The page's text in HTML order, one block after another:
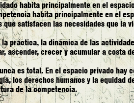
habita principalmente en el
habita principalmente en el
que satisfacen las necesidades que la
la práctica, la dinámica de las
ascender, crecer y acumular a costa
es total. En el espacio privado hay
los derechos humanos y la equidad
de la competencia.